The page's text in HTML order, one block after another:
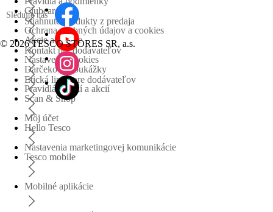
Stiahnuté produkty z predaja
Kontakt pre dodávateľov
Etická linka pre dodávateľov
Clubcard
Akcie a súťaže
Darčekové poukážky
Scan & Shop
Hello Tesco
Tesco mobile
Mobilné aplikácie
Ochrana osobných údajov a cookies
Nastavenia cookies
Pravidlá súťaží a akcií
Môj účet
Nastavenia marketingovej komunikácie
Sledujte nás
© 2026 TESCO STORES SR, a.s.